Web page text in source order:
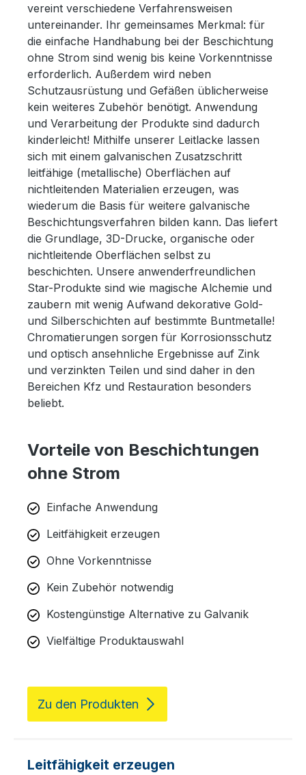
vereint verschiedene Verfahrensweisen
untereinander. Ihr gemeinsames Merkmal: für
die einfache Handhabung bei der Beschichtung
ohne Strom sind wenig bis keine Vorkenntnisse
erforderlich. Außerdem wird neben
Schutzausrüstung und Gefäßen üblicherweise
kein weiteres Zubehör benötigt. Anwendung
und Verarbeitung der Produkte sind dadurch
kinderleicht! Mithilfe unserer Leitlacke lassen
sich mit einem galvanischen Zusatzschritt
leitfähige (metallische) Oberflächen auf
nichtleitenden Materialien erzeugen, was
wiederum die Basis für weitere galvanische
Beschichtungsverfahren bilden kann. Das liefert
die Grundlage, 3D-Drucke, organische oder
nichtleitende Oberflächen selbst zu
beschichten. Unsere anwenderfreundlichen
Star-Produkte sind wie magische Alchemie und
zaubern mit wenig Aufwand dekorative Gold-
und Silberschichten auf bestimmte Buntmetalle!
Chromatierungen sorgen für Korrosionsschutz
und optisch ansehnliche Ergebnisse auf Zink
und verzinkten Teilen und sind daher in den
Bereichen Kfz und Restauration besonders
beliebt.
Vorteile von Beschichtungen
ohne Strom
Einfache Anwendung
Leitfähigkeit erzeugen
Ohne Vorkenntnisse
Kein Zubehör notwendig
Kostengünstige Alternative zu Galvanik
Vielfältige Produktauswahl
Zu den Produkten
Leitfähigkeit erzeugen